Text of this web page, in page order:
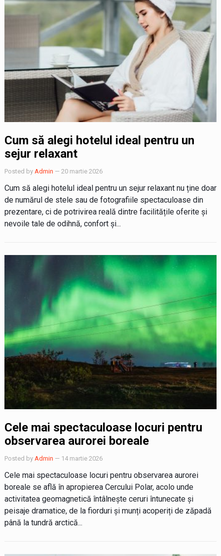
Cum să alegi hotelul ideal pentru un
sejur relaxant
Posted by Admin — 20 martie 2026
Cum să alegi hotelul ideal pentru un sejur relaxant nu ține doar
de numărul de stele sau de fotografiile spectaculoase din
prezentare, ci de potrivirea reală dintre facilitățile oferite și
nevoile tale de odihnă, confort și...
Cele mai spectaculoase locuri pentru
observarea aurorei boreale
Posted by Admin — 14 martie 2026
Cele mai spectaculoase locuri pentru observarea aurorei
boreale se află în apropierea Cercului Polar, acolo unde
activitatea geomagnetică întâlnește ceruri întunecate și
peisaje dramatice, de la fiorduri și munți acoperiți de zăpadă
până la tundră arctică...